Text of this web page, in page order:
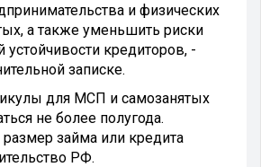
и физических
а также уменьшить риски
кредиторов, -
записке.
для МСП и самозанятых
не более полугода.
займа или кредита
РФ.